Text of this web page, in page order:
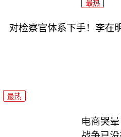
最热
对检察官体系下手！李在
最热
电商哭